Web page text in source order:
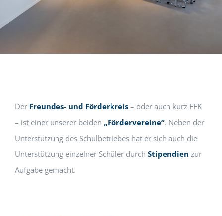
Der Freundes- und Förderkreis – oder auch kurz FFK
– ist einer unserer beiden „Fördervereine“. Neben der
Unterstützung des Schulbetriebes hat er sich auch die
Unterstützung einzelner Schüler durch Stipendien zur
Aufgabe gemacht.